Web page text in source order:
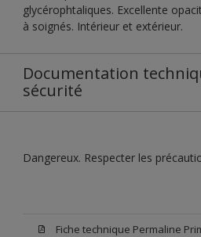
glycérophtaliques. Excellente
à soignés. Intérieur et extérieur.
Documentation
sécurité
Dangereux. Respecter les
Fiche technique Permaline